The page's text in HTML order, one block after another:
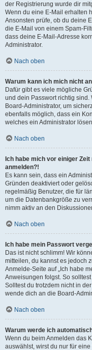
der Registrierung wurde dir
Wenn du eine E-Mail erhalten
Ansonsten prüfe, ob du deine
die E-Mail von einem Spam-
dass deine E-Mail-Adresse
Administrator.
Nach oben
Warum kann ich mich nicht
Dafür gibt es viele mögliche
und dein Passwort richtig
Board-Administrator, um
ebenfalls möglich, dass ein
welches ein Administrator
Nach oben
Ich habe mich vor einiger
anmelden?!
Es kann sein, dass ein
Gründen deaktiviert oder
regelmäßig Benutzer, die für
um die Datenbankgröße zu
nimm aktiv an den
Nach oben
Ich habe mein Passwort
Das ist nicht schlimm! Wir
mitteilen, du kannst es jedoch
Anmelde-Seite auf „Ich habe
Anweisungen folgst. So
Solltest du trotzdem nicht in
wende dich an die Board-
Nach oben
Warum werde ich
Wenn du beim Anmelden das
auswählst, wirst du nur für